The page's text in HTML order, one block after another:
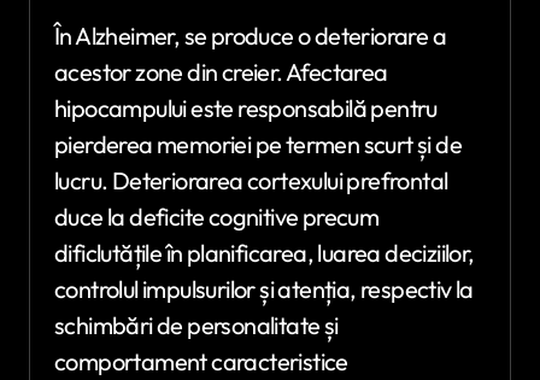
În Alzheimer, se produce o deteriorare a
acestor zone din creier. Afectarea
hipocampului este responsabilă pentru
pierderea memoriei pe termen scurt și de
lucru. Deteriorarea cortexului prefrontal
duce la deficite cognitive precum
dificlutățile în planificarea, luarea deciziilor,
controlul impulsurilor și atenția, respectiv la
schimbări de personalitate și
comportament caracteristice